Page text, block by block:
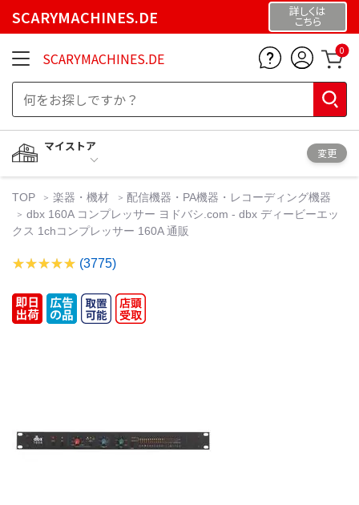
SCARYMACHINES.DE 詳しくは
こちら
SCARYMACHINES.DE 0
マイストア
変更
TOP 楽器・機材
配信機器・PA機器・レコーディング機器
dbx 160A コンプレッサー ヨドバシ.com - dbx ディービーエッ
クス 1chコンプレッサー 160A 通販
(3775)